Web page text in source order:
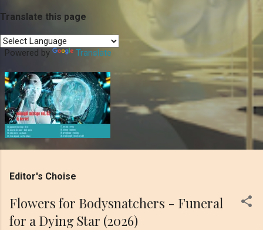
Translate this page
Powered by Translate
Editor's Choise
Flowers for Bodysnatchers - Funeral
for a Dying Star (2026)